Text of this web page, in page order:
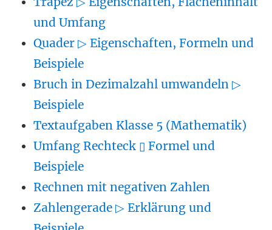
und Umfang
Quader ▷ Eigenschaften, Formeln und
Beispiele
Bruch in Dezimalzahl umwandeln ▷
Beispiele
Textaufgaben Klasse 5 (Mathematik)
Umfang Rechteck ▯ Formel und
Beispiele
Rechnen mit negativen Zahlen
Zahlengerade ▷ Erklärung und